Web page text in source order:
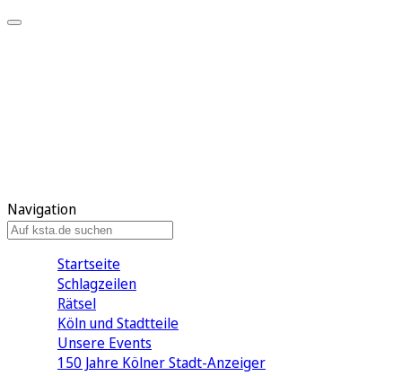
Navigation
Startseite
Schlagzeilen
Rätsel
Köln und Stadtteile
Unsere Events
150 Jahre Kölner Stadt-Anzeiger